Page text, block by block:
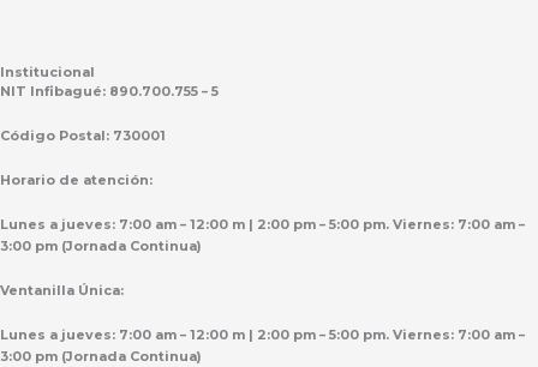
Institucional
NIT Infibagué: 890.700.755 – 5
Código Postal: 730001
Horario de atención:
Lunes a jueves: 7:00 am – 12:00 m | 2:00 pm – 5:00 pm. Viernes: 7:00 am –
3:00 pm (Jornada Continua)
Ventanilla Única:
Lunes a jueves: 7:00 am – 12:00 m | 2:00 pm – 5:00 pm. Viernes: 7:00 am –
3:00 pm (Jornada Continua)